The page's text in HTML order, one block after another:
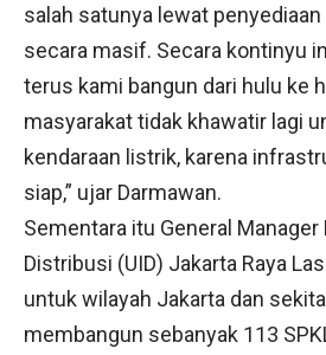
salah satunya lewat
secara masif. Secara kontinyu
terus kami bangun dari hulu ke
masyarakat tidak khawatir lagi
kendaraan listrik, karena
siap,” ujar Darmawan.
Sementara itu General Manager
Distribusi (UID) Jakarta Raya
untuk wilayah Jakarta dan
membangun sebanyak 113